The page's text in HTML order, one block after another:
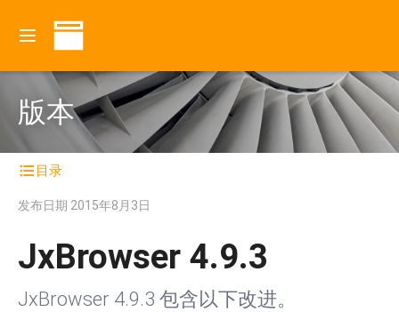
版本
目录
发布日期 2015年8月3日
JxBrowser 4.9.3
JxBrowser 4.9.3 包含以下改进。